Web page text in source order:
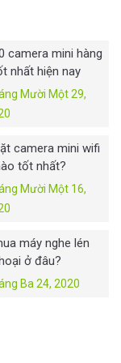
camera mini hàng
nhất hiện nay
Mười Một 29,
camera mini wifi
tốt nhất?
Mười Một 16,
máy nghe lén
ở đâu?
Ba 24, 2020